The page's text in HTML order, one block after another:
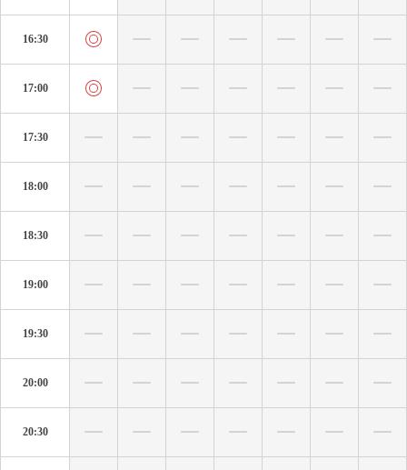
16:30
17:00
17:30
18:00
18:30
19:00
19:30
20:00
20:30